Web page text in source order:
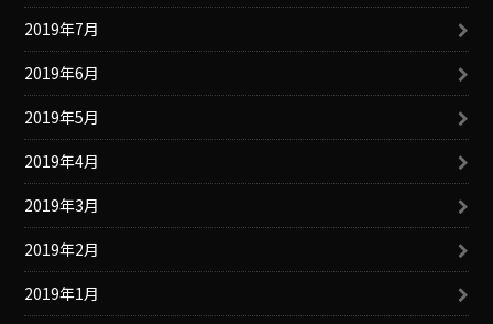
2019年7月
2019年6月
2019年5月
2019年4月
2019年3月
2019年2月
2019年1月